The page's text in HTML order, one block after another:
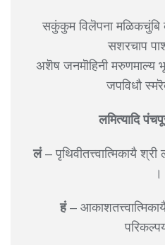
सकुंकुम विलॆपना मळिकचुंबि
सशरचाप
अशॆष जनमॊहिनी मरुणमाल्य
जपविधौ
लमित्यादि
लं– पृथिवीतत्त्वात्मिकायै
।
हं–